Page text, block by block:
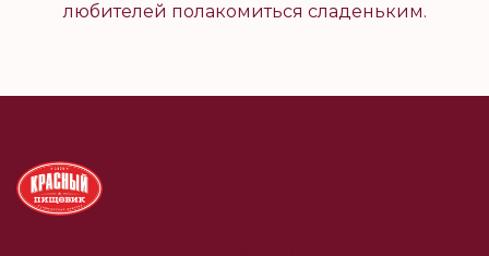
любителей полакомиться сладеньким.